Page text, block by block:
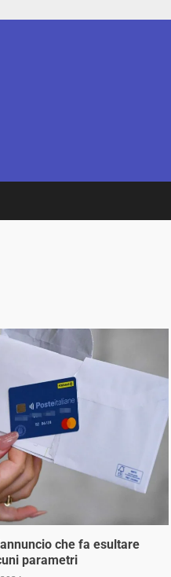
che fa esultare
parametri